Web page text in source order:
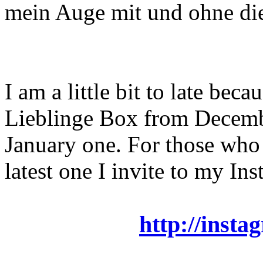
mein Auge mit und ohne
I am a little bit to late
Lieblinge Box from
January one. For those
latest one I invite to my
http://